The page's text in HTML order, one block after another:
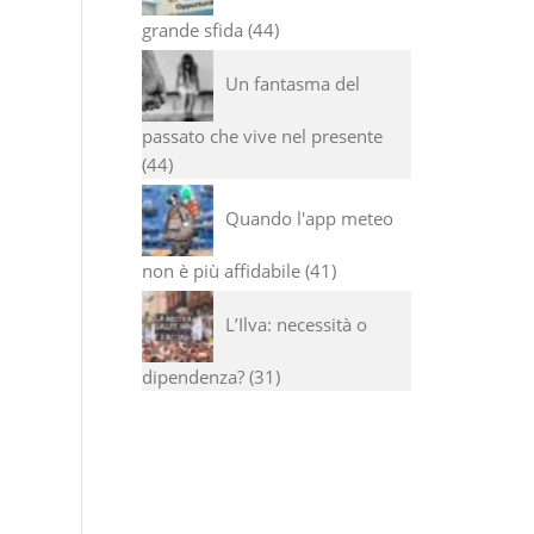
grande sfida 44
Un fantasma del
passato che vive nel presente
44
Quando l'app meteo
non è più affidabile 41
L’Ilva: necessità o
dipendenza? 31